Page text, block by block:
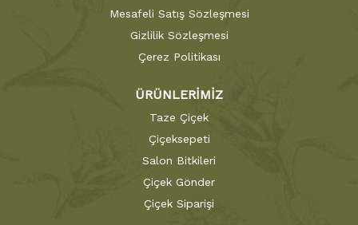
Mesafeli Satış Sözleşmesi
Gizlilik Sözleşmesi
Çerez Politikası
ÜRÜNLERİMİZ
Taze Çiçek
Çiçeksepeti
Salon Bitkileri
Çiçek Gönder
Çiçek Siparişi